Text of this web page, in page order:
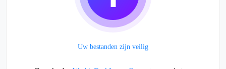
Uw bestanden zijn veilig